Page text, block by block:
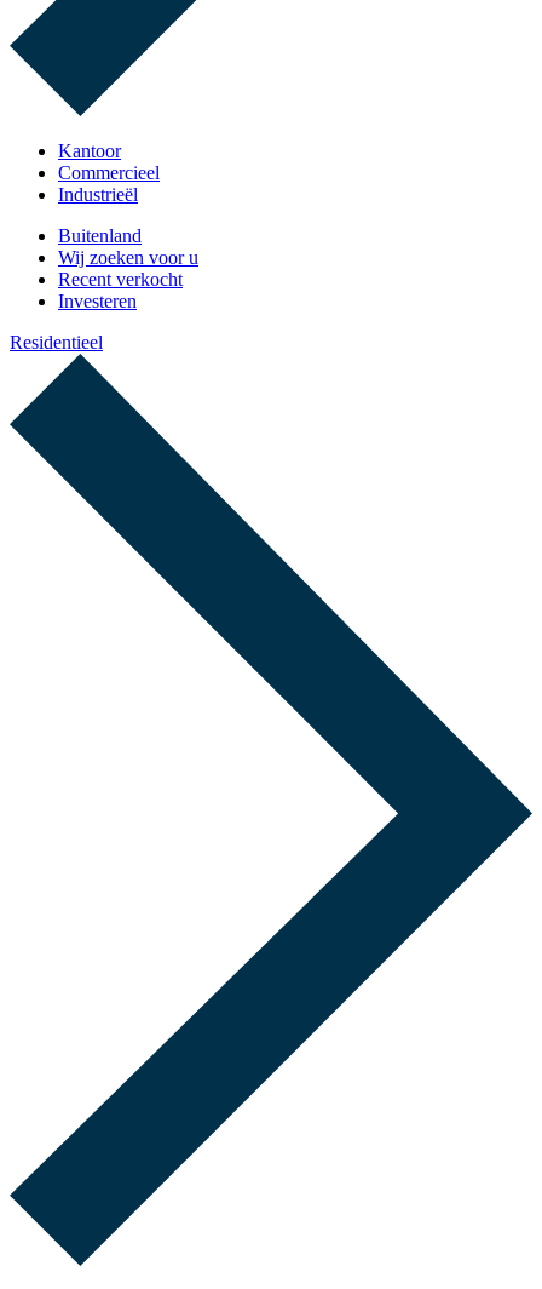
Kantoor
Commercieel
Industrieël
Buitenland
Wij zoeken voor u
Recent verkocht
Investeren
Residentieel